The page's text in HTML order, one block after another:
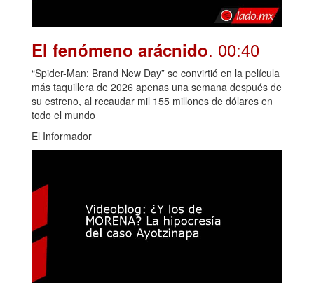
El fenómeno arácnido. 00:40
“Spider-Man: Brand New Day” se convirtió en la película
más taquillera de 2026 apenas una semana después de
su estreno, al recaudar mil 155 millones de dólares en
todo el mundo
El Informador